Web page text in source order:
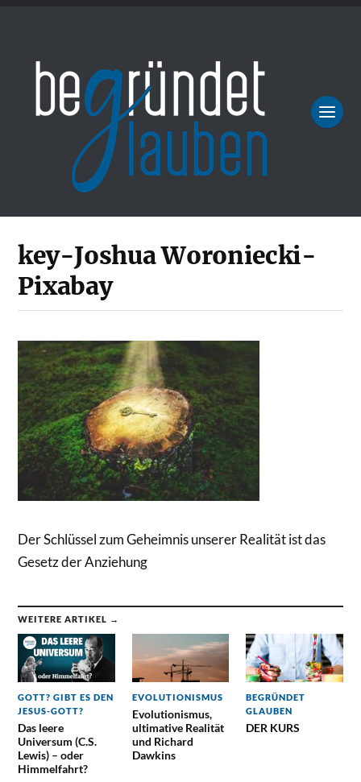
key-Joshua Woroniecki-
Pixabay
Der Schlüssel zum Geheimnis unserer Realität ist das
Gesetz der Anziehung
WEITERE ARTIKEL →
GOTT? GIBT ES DEN
JESUS-GOTT?
Das leere
Universum (C.S.
Lewis) – oder
Himmelfahrt?
EVOLUTIONISMUS
Evolutionismus,
ultimative Realität
und Richard
Dawkins
BEGRÜNDET
GLAUBEN
DER KURS